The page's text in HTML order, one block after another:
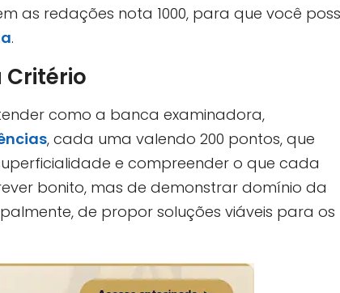
as redações nota 1000, para que você
.
Critério
como a banca examinadora,
, cada uma valendo 200 pontos, que
e compreender o que cada
bonito, mas de demonstrar domínio da
de propor soluções viáveis para os